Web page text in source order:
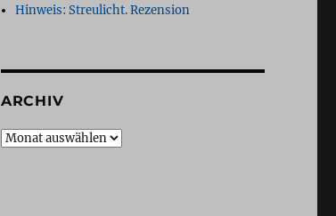
Hinweis: Streulicht. Rezension
ARCHIV
Archiv